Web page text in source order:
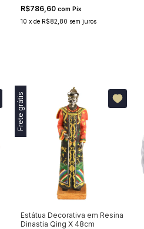
R$786,60com Pix
10 xde R$82,80 sem juros
Frete grátis
Estátua Decorativa em Resina
Dinastia Qing X 48cm